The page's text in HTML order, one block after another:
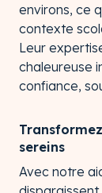
environs, ce
contexte
Leur
chaleureuse
confiance,
sereins
Avec notre